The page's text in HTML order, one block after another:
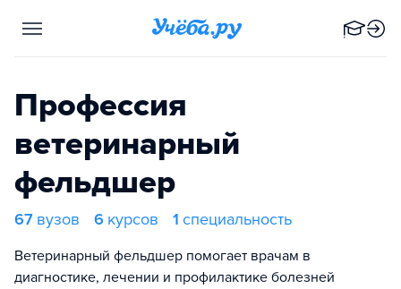
Профессия
ветеринарный
фельдшер
67 вузов 6 курсов 1 специальность
Ветеринарный фельдшер помогает врачам в
диагностике, лечении и профилактике болезней